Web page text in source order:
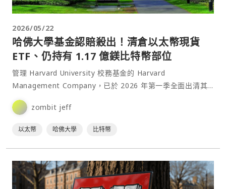
2026/05/22
哈佛大學基金認賠殺出！清倉以太幣現貨
ETF、仍持有 1.17 億鎂比特幣部位
管理 Harvard University 校務基金的 Harvard
Management Company，已於 2026 年第一季全面出清其
以太幣（ETH）相關⋯
zombit jeff
以太幣 哈佛大學 比特幣